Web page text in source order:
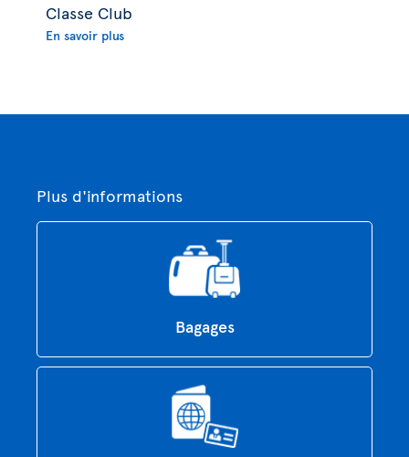
Classe Club
En savoir plus
Plus d'informations
Bagages